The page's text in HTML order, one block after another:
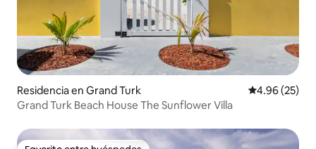
Residencia en Grand Turk Calificación
4.96 (25)
Grand Turk Beach House The Sunflower Villa